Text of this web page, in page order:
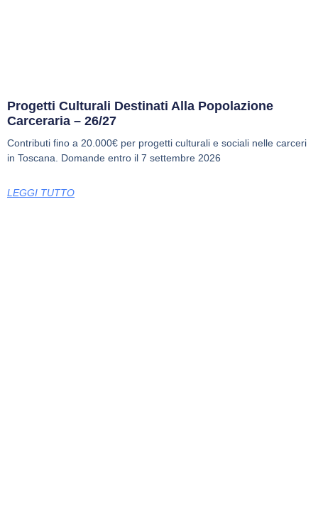
Progetti Culturali Destinati Alla Popolazione
Carceraria – 26/27
Contributi fino a 20.000€ per progetti culturali e sociali nelle carceri
in Toscana. Domande entro il 7 settembre 2026
LEGGI TUTTO